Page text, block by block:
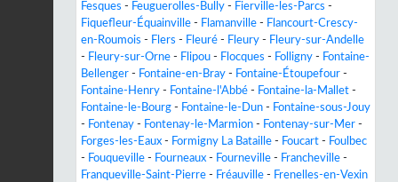
Fesques - Feuguerolles-Bully - Fierville-les-Parcs -
Fiquefleur-Équainville - Flamanville - Flancourt-Crescy-
en-Roumois - Flers - Fleuré - Fleury - Fleury-sur-Andelle
- Fleury-sur-Orne - Flipou - Flocques - Folligny - Fontaine-
Bellenger - Fontaine-en-Bray - Fontaine-Étoupefour -
Fontaine-Henry - Fontaine-l'Abbé - Fontaine-la-Mallet -
Fontaine-le-Bourg - Fontaine-le-Dun - Fontaine-sous-Jouy
- Fontenay - Fontenay-le-Marmion - Fontenay-sur-Mer -
Forges-les-Eaux - Formigny La Bataille - Foucart - Foulbec
- Fouqueville - Fourneaux - Fourneville - Francheville -
Franqueville-Saint-Pierre - Fréauville - Frenelles-en-Vexin